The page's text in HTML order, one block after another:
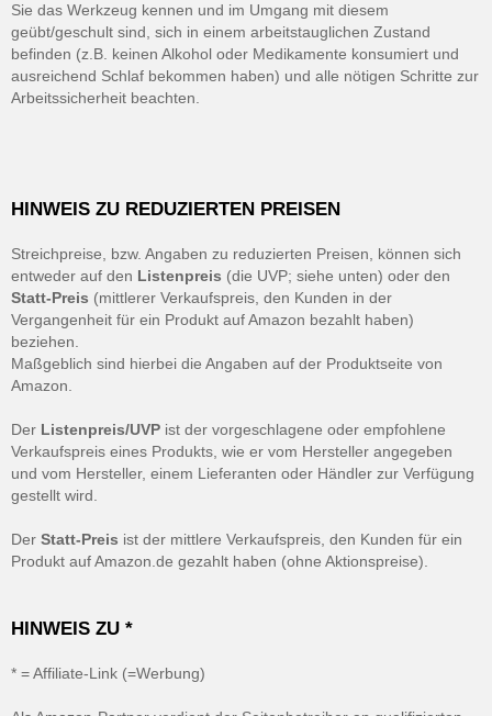
Sie das Werkzeug kennen und im Umgang mit diesem
geübt/geschult sind, sich in einem arbeitstauglichen Zustand
befinden (z.B. keinen Alkohol oder Medikamente konsumiert und
ausreichend Schlaf bekommen haben) und alle nötigen Schritte zur
Arbeitssicherheit beachten.
HINWEIS ZU REDUZIERTEN PREISEN
Streichpreise, bzw. Angaben zu reduzierten Preisen, können sich
entweder auf den Listenpreis (die UVP; siehe unten) oder den
Statt-Preis (mittlerer Verkaufspreis, den Kunden in der
Vergangenheit für ein Produkt auf Amazon bezahlt haben)
beziehen.
Maßgeblich sind hierbei die Angaben auf der Produktseite von
Amazon.
Der Listenpreis/UVP ist der vorgeschlagene oder empfohlene
Verkaufspreis eines Produkts, wie er vom Hersteller angegeben
und vom Hersteller, einem Lieferanten oder Händler zur Verfügung
gestellt wird.
Der Statt-Preis ist der mittlere Verkaufspreis, den Kunden für ein
Produkt auf Amazon.de gezahlt haben (ohne Aktionspreise).
HINWEIS ZU *
* = Affiliate-Link (=Werbung)